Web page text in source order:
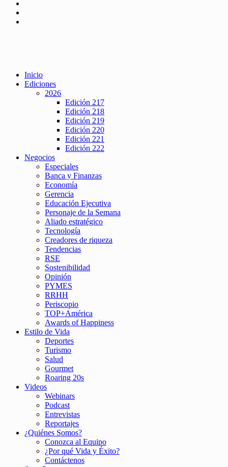
Inicio
Ediciones
2026
Edición 217
Edición 218
Edición 219
Edición 220
Edición 221
Edición 222
Negocios
Especiales
Banca y Finanzas
Economía
Gerencia
Educación Ejecutiva
Personaje de la Semana
Aliado estratégico
Tecnología
Creadores de riqueza
Tendencias
RSE
Sostenibilidad
Opinión
PYMES
RRHH
Periscopio
TOP+América
Awards of Happiness
Estilo de Vida
Deportes
Turismo
Salud
Gourmet
Roaring 20s
Videos
Webinars
Podcast
Entrevistas
Reportajes
¿Quiénes Somos?
Conozca al Equipo
¿Por qué Vida y Éxito?
Contáctenos